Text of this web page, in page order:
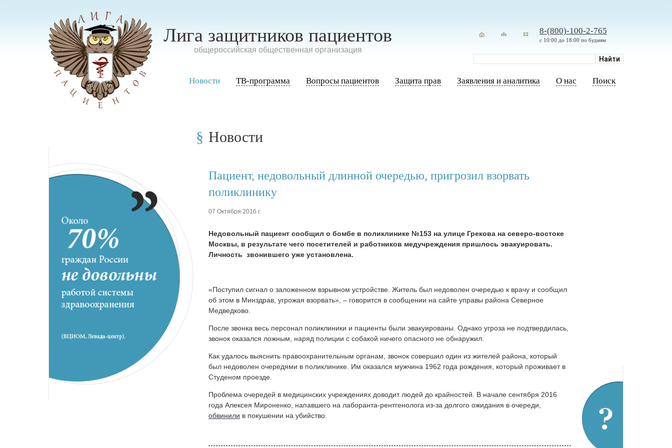
Лига защитников пациентов
oбщероссийская общественная организация
8-(800)-100-2-765
с 10:00 до 18:00 по будням
Новости ТВ-программа Вопросы пациентов Защита прав Заявления и аналитика О нас Поиск
Новости
Пациент, недовольный длинной очередью, пригрозил взорвать
поликлинику
07 Октября 2016 г.
Недовольный пациент сообщил о бомбе в поликлинике №153 на улице Грекова на северо-востоке
Москвы, в результате чего посетителей и работников медучреждения пришлось эвакуировать.
Личность звонившего уже установлена.
«Поступил сигнал о заложенном взрывном устройстве. Житель был недоволен очередью к врачу и сообщил
об этом в Минздрав, угрожая взорвать», – говорится в сообщении на сайте управы района Северное
Медведково.
После звонка весь персонал поликлиники и пациенты были эвакуированы. Однако угроза не подтвердилась,
звонок оказался ложным, наряд полиции с собакой ничего опасного не обнаружил.
Как удалось выяснить правоохранительным органам, звонок совершил один из жителей района, который
был недоволен очередями в поликлинике. Им оказался мужчина 1962 года рождения, который проживает в
Студеном проезде.
Проблема очередей в медицинских учреждениях доводит людей до крайностей. В начале сентября 2016
года Алексея Мироненко, напавшего на лаборанта-рентгенолога из-за долгого ожидания в очереди,
обвинили в покушении на убийство.